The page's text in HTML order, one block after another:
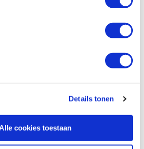
Details tonen
Alle cookies toestaan
voor Famag houtspeedboren
778926
excl. btw
Vergelijken